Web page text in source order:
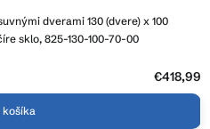
dverami 130 (dvere) x 100
sklo, 825-130-100-70-00
€418,99
košíka